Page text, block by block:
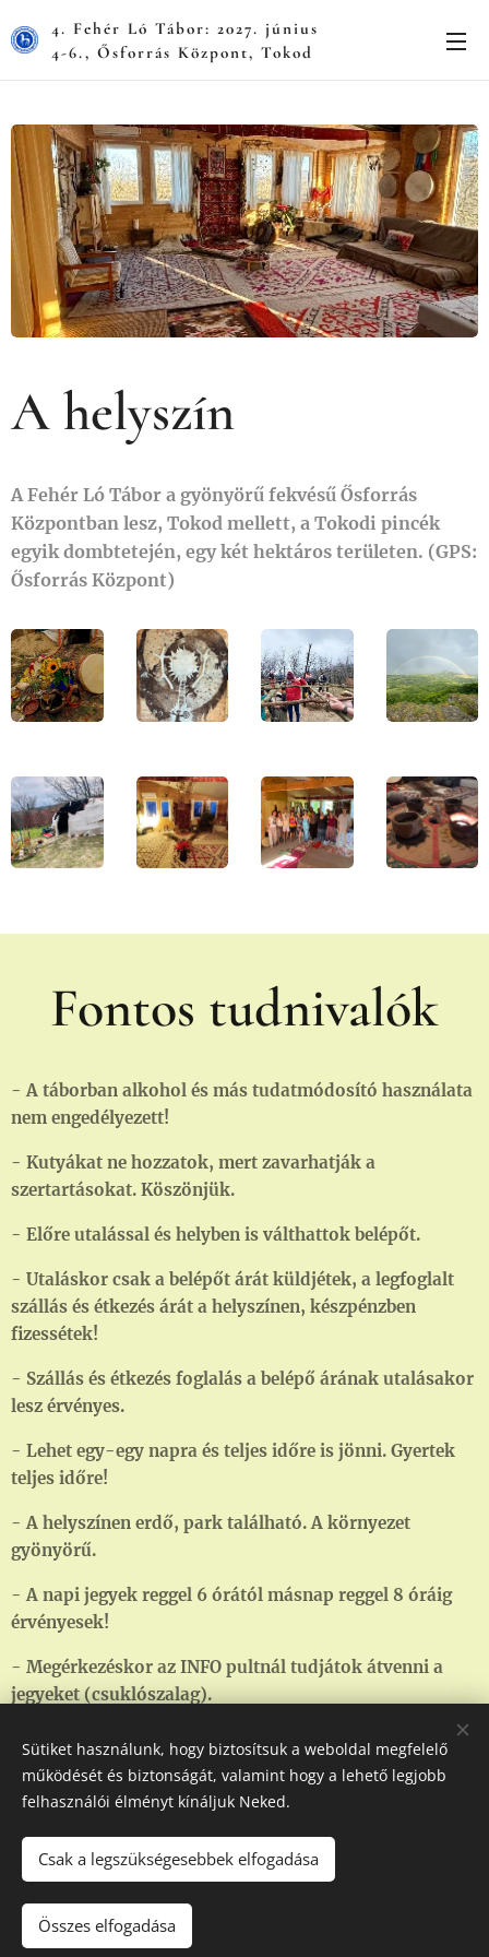
4. Fehér Ló Tábor: 2027. június
4-6., Ősforrás Központ, Tokod
A helyszín
A Fehér Ló Tábor a gyönyörű fekvésű Ősforrás
Központban lesz, Tokod mellett, a Tokodi pincék
egyik dombtetején, egy két hektáros területen. (GPS:
Ősforrás Központ)
Fontos tudnivalók
- A táborban alkohol és más tudatmódosító használata
nem engedélyezett!
- Kutyákat ne hozzatok, mert zavarhatják a
szertartásokat. Köszönjük.
- Előre utalással és helyben is válthattok belépőt.
- Utaláskor csak a belépőt árát küldjétek, a legfoglalt
szállás és étkezés árát a helyszínen, készpénzben
fizessétek!
- Szállás és étkezés foglalás a belépő árának utalásakor
lesz érvényes.
- Lehet egy-egy napra és teljes időre is jönni. Gyertek
teljes időre!
- A helyszínen erdő, park található. A környezet
gyönyörű.
- A napi jegyek reggel 6 órától másnap reggel 8 óráig
érvényesek!
- Megérkezéskor az INFO pultnál tudjátok átvenni a
jegyeket (csuklószalag).
© Fehér Ló Tábor 2025. -feherlotabor@gmail.com
jog fenntartva
Az oldalt a Teremtő működteti
Sütiket használunk, hogy biztosítsuk a weboldal megfelelő
működését és biztonságát, valamint hogy a lehető legjobb
felhasználói élményt kínáljuk Neked.
Csak a legszükségesebbek elfogadása
Összes elfogadása